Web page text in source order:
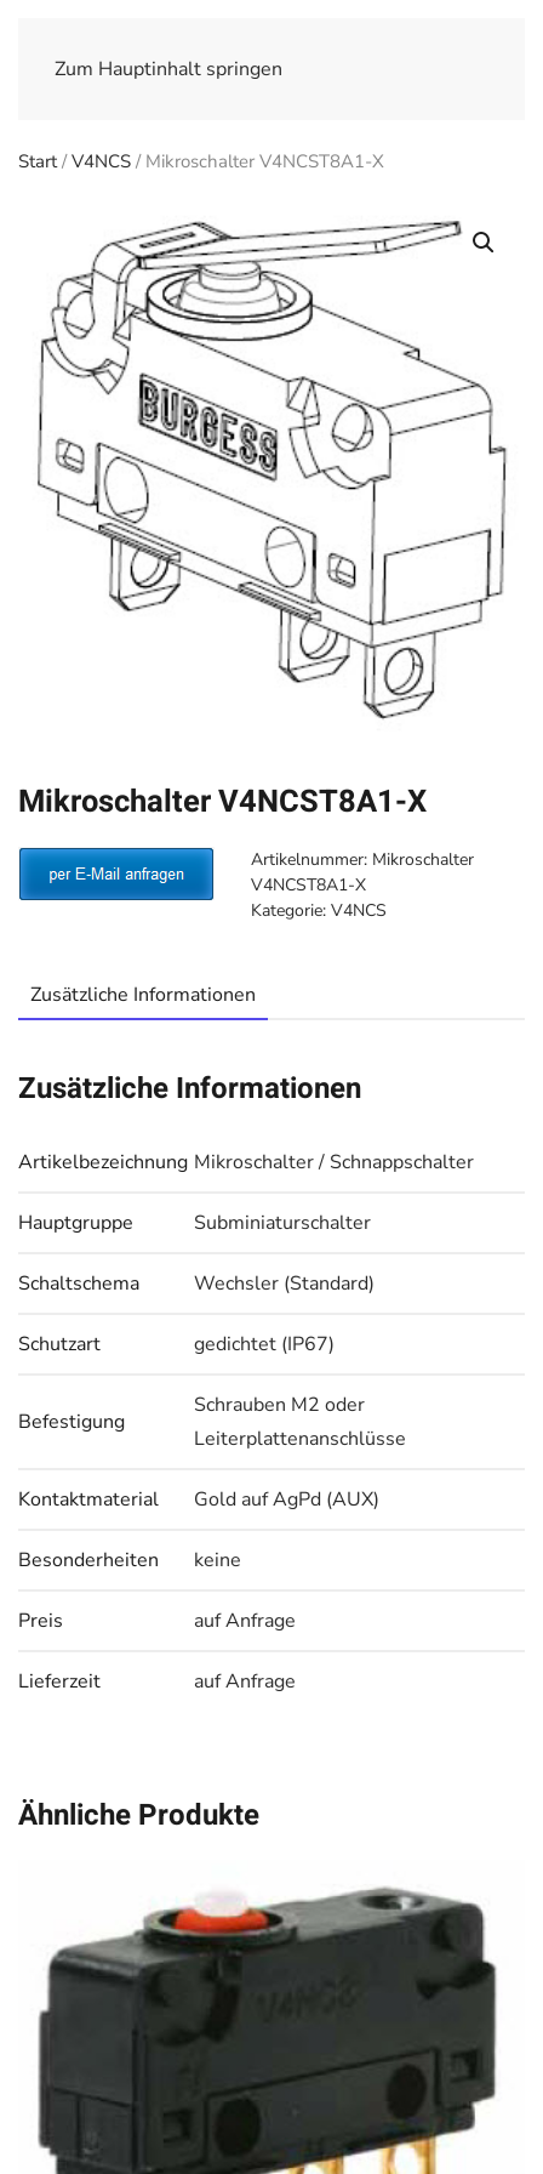
Zum Hauptinhalt springen
Start/V4NCS / Mikroschalter V4NCST8A1-X
Mikroschalter V4NCST8A1-X
Artikelnummer: Mikroschalter
V4NCST8A1-X
Kategorie: V4NCS
Zusätzliche Informationen
Zusätzliche Informationen
Artikelbezeichnung Mikroschalter / Schnappschalter
Hauptgruppe Subminiaturschalter
Schaltschema Wechsler (Standard)
Schutzart gedichtet (IP67)
Befestigung
Schrauben M2 oder
Leiterplattenanschlüsse
Kontaktmaterial Gold auf AgPd (AUX)
Besonderheiten keine
Preis auf Anfrage
Lieferzeit auf Anfrage
Ähnliche Produkte